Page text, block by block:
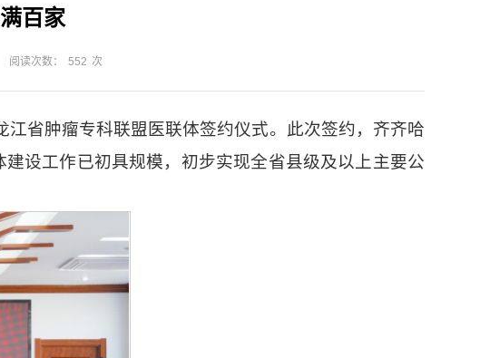
百家
阅读次数： 552 次
省肿瘤专科联盟医联体签约仪式。此次签约，齐齐哈
设工作已初具规模，初步实现全省县级及以上主要公